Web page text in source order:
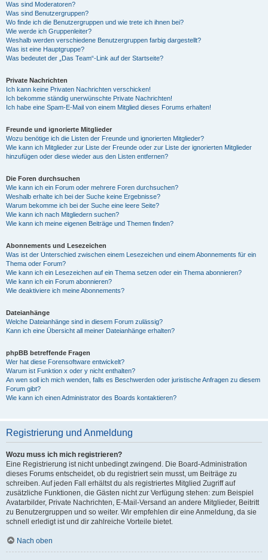
Was sind Moderatoren?
Was sind Benutzergruppen?
Wo finde ich die Benutzergruppen und wie trete ich ihnen bei?
Wie werde ich Gruppenleiter?
Weshalb werden verschiedene Benutzergruppen farbig dargestellt?
Was ist eine Hauptgruppe?
Was bedeutet der „Das Team“-Link auf der Startseite?
Private Nachrichten
Ich kann keine Privaten Nachrichten verschicken!
Ich bekomme ständig unerwünschte Private Nachrichten!
Ich habe eine Spam-E-Mail von einem Mitglied dieses Forums erhalten!
Freunde und ignorierte Mitglieder
Wozu benötige ich die Listen der Freunde und ignorierten Mitglieder?
Wie kann ich Mitglieder zur Liste der Freunde oder zur Liste der ignorierten Mitglieder
hinzufügen oder diese wieder aus den Listen entfernen?
Die Foren durchsuchen
Wie kann ich ein Forum oder mehrere Foren durchsuchen?
Weshalb erhalte ich bei der Suche keine Ergebnisse?
Warum bekomme ich bei der Suche eine leere Seite?
Wie kann ich nach Mitgliedern suchen?
Wie kann ich meine eigenen Beiträge und Themen finden?
Abonnements und Lesezeichen
Was ist der Unterschied zwischen einem Lesezeichen und einem Abonnements für ein
Thema oder Forum?
Wie kann ich ein Lesezeichen auf ein Thema setzen oder ein Thema abonnieren?
Wie kann ich ein Forum abonnieren?
Wie deaktiviere ich meine Abonnements?
Dateianhänge
Welche Dateianhänge sind in diesem Forum zulässig?
Kann ich eine Übersicht all meiner Dateianhänge erhalten?
phpBB betreffende Fragen
Wer hat diese Forensoftware entwickelt?
Warum ist Funktion x oder y nicht enthalten?
An wen soll ich mich wenden, falls es Beschwerden oder juristische Anfragen zu diesem
Forum gibt?
Wie kann ich einen Administrator des Boards kontaktieren?
Registrierung und Anmeldung
Wozu muss ich mich registrieren?
Eine Registrierung ist nicht unbedingt zwingend. Die Board-Administration
dieses Forums entscheidet, ob du registriert sein musst, um Beiträge zu
schreiben. Auf jeden Fall erhältst du als registriertes Mitglied Zugriff auf
zusätzliche Funktionen, die Gästen nicht zur Verfügung stehen: zum Beispiel
Avatarbilder, Private Nachrichten, E-Mail-Versand an andere Mitglieder, Beitritt
zu Benutzergruppen und so weiter. Wir empfehlen dir eine Anmeldung, da sie
schnell erledigt ist und dir zahlreiche Vorteile bietet.
Nach oben